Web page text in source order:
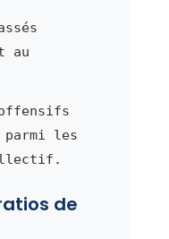
au
parmi les
de